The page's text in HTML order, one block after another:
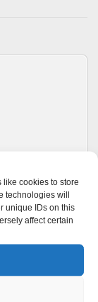
cookies to store
technologies will
unique IDs on this
affect certain